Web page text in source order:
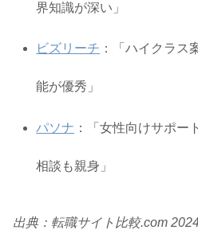
界知識が深い」
ビズリーチ ：「ハイクラス
能が優秀」
パソナ ：「女性向けサポー
相談も親身」
出典：転職サイト比較.com